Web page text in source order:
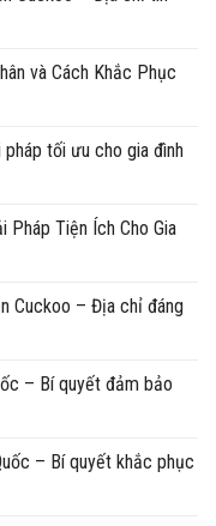
và Cách Khắc Phục
tối ưu cho gia đình
Pháp Tiện Ích Cho Gia
Cuckoo – Địa chỉ đáng
– Bí quyết đảm bảo
– Bí quyết khắc phục